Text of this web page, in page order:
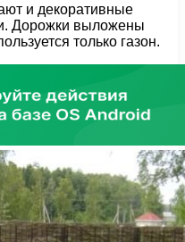
и декоративные
Дорожки выложены
только газон.